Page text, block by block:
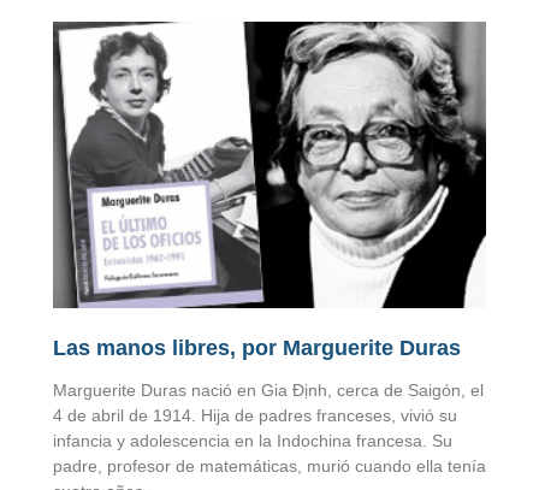
Las manos libres, por Marguerite Duras
Marguerite Duras nació en Gia Định, cerca de Saigón, el
4 de abril de 1914. Hija de padres franceses, vivió su
infancia y adolescencia en la Indochina francesa. Su
padre, profesor de matemáticas, murió cuando ella tenía